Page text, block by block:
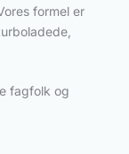
formel er
fagfolk og